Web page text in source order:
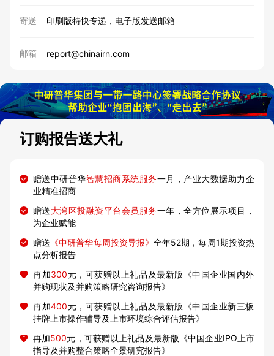
寄送 印刷版特快专递，电子版发送邮箱
邮箱 report@chinairn.com
订购报告送大礼
赠送中研普华智慧招商系统服务一月，产业大数据助力企
业精准招商
赠送大湾区投融资平台会员服务一年，全方位展示项目，
为企业赋能
赠送 《中研普华每周投资导报》全年52期，每周1期投资热
点分析报告
再加300元，可获赠以上礼品及最新版《中国企业国内外
并购现状及并购策略研究咨询报告》
再加400元，可获赠以上礼品及最新版《中国企业新三板
挂牌上市操作辅导及上市环境综合评估报告》
再加500元，可获赠以上礼品及最新版《中国企业IPO上市
指导及并购整合策略全景研究报告》